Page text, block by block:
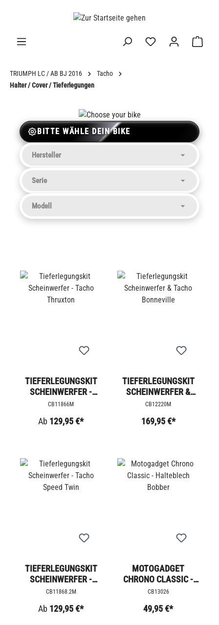
TRIUMPH LC / AB BJ 2016
Tacho
Halter / Cover / Tieferlegungen
BITTE WÄHLE DEIN BIKE
TIEFERLEGUNGSKIT
SCHEINWERFER -
TACHO THRUXTON
CB11866M
Ab 129,95 €*
TIEFERLEGUNGSKIT
SCHEINWERFER &
TACHO BONNEVILLE
CB12220M
169,95 €*
TIEFERLEGUNGSKIT
SCHEINWERFER -
TACHO SPEED TWIN
CB11868.2M
Ab 129,95 €*
MOTOGADGET
CHRONO CLASSIC -
HALTEBLECH BOBBER
CB13026
49,95 €*